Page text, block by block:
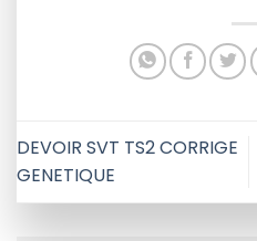
DEVOIR SVT TS2 CORRIGE
GENETIQUE